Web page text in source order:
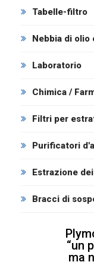
Tabelle-filtro
Nebbia di
Laboratorio
Chimica /
Filtri per
Purificatori
Estrazione
Bracci di
“un
ma